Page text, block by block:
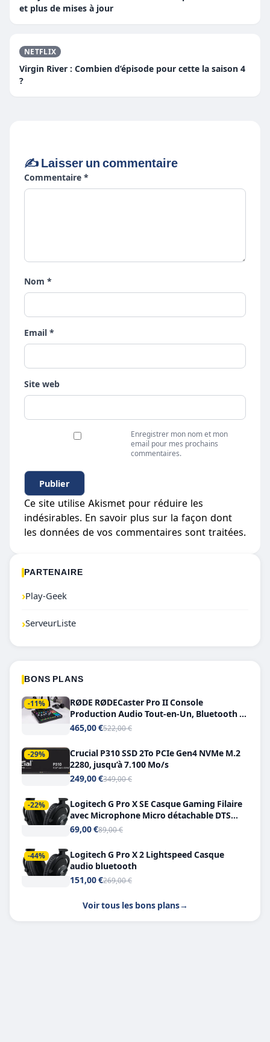
et plus de mises à jour
NETFLIX
Virgin River : Combien d’épisode pour cette la saison 4
?
✍️ Laisser un commentaire
Commentaire *
Nom *
Email *
Site web
Enregistrer mon nom et mon
email pour mes prochains
commentaires.
Ce site utilise Akismet pour réduire les
indésirables. En savoir plus sur la façon dont
les données de vos commentaires sont traitées.
PARTENAIRE
›Play-Geek
›ServeurListe
BONS PLANS
-11%
RØDE RØDECaster Pro II Console
Production Audio Tout-en-Un, Bluetooth et
Double USB-C
465,00 €522,00 €
-29%
Crucial P310 SSD 2To PCIe Gen4 NVMe M.2
2280, jusqu’à 7.100 Mo/s
249,00 €349,00 €
-22%
Logitech G Pro X SE Casque Gaming Filaire
avec Microphone Micro détachable DTS
Headphone X 7.1
69,00 €89,00 €
-44%
Logitech G Pro X 2 Lightspeed Casque
audio bluetooth
151,00 €269,00 €
Voir tous les bons plans→